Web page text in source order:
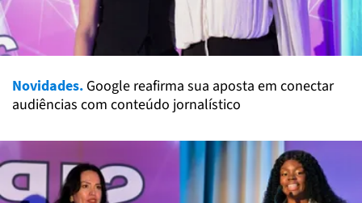
Novidades. Google reafirma sua aposta em conectar
audiências com conteúdo jornalístico